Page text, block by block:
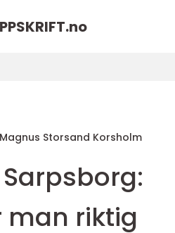
no
Magnus Storsand Korsholm
man riktig